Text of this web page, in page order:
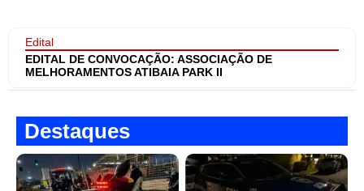
Edital
EDITAL DE CONVOCAÇÃO: ASSOCIAÇÃO DE
MELHORAMENTOS ATIBAIA PARK II
Destaques